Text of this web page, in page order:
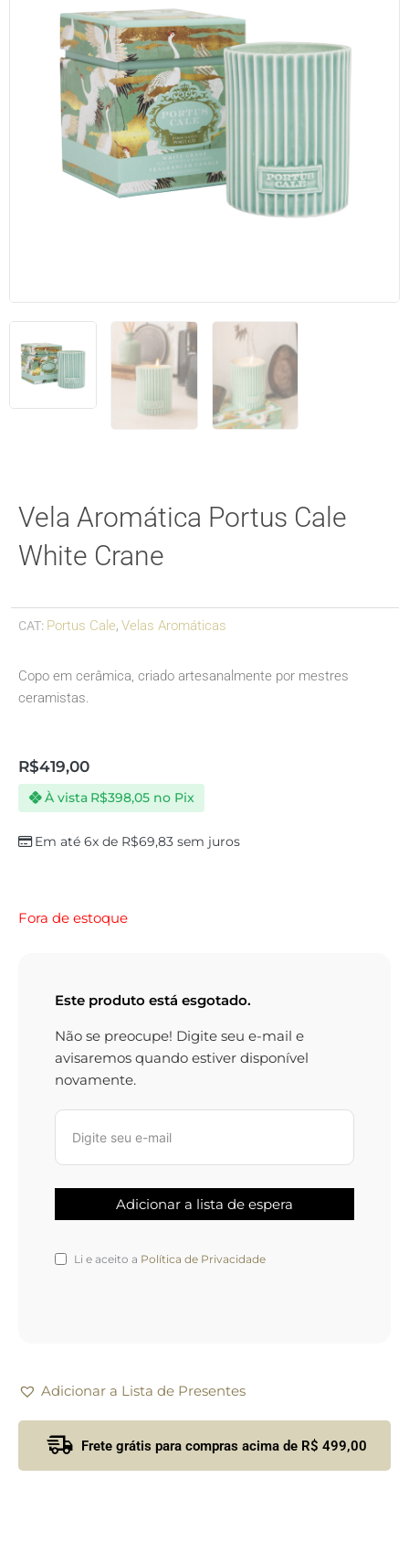
Vela Aromática Portus Cale
White Crane
CAT: Portus Cale, Velas Aromáticas
Copo em cerâmica, criado artesanalmente por mestres
ceramistas.
R$419,00
Em até 6x de R$69,83 sem juros
À vista R$398,05 no Pix
Fora de estoque
Este produto está esgotado.
Não se preocupe! Digite seu e-mail e
avisaremos quando estiver disponível
novamente.
Li e aceito a Política de Privacidade
Adicionar a Lista de Presentes
Frete grátis para compras acima de R$ 499,00